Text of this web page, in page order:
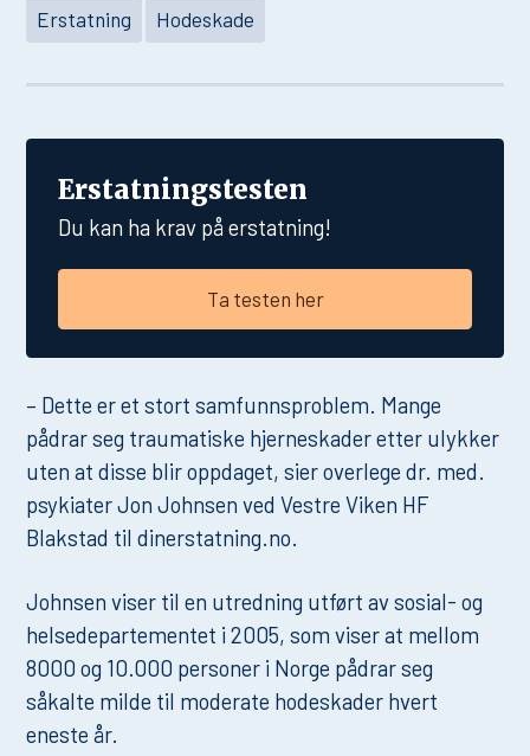
Erstatning Hodeskade
Erstatningstesten
Du kan ha krav på erstatning!
Ta testen her
– Dette er et stort samfunnsproblem. Mange
pådrar seg traumatiske hjerneskader etter ulykker
uten at disse blir oppdaget, sier overlege dr. med.
psykiater Jon Johnsen ved Vestre Viken HF
Blakstad til dinerstatning.no.
Johnsen viser til en utredning utført av sosial- og
helsedepartementet i 2005, som viser at mellom
8000 og 10.000 personer i Norge pådrar seg
såkalte milde til moderate hodeskader hvert
eneste år.